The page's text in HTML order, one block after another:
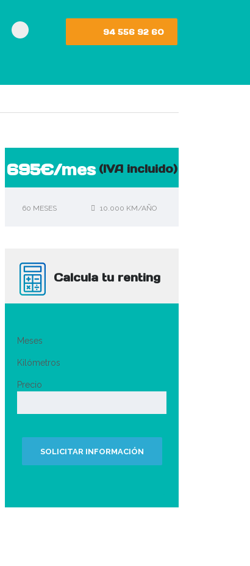
94 556 92 60
695€/mes(IVA incluido)
60 MESES 10.000 KM/AÑO
Calcula tu renting
Meses
Kilómetros
Precio
SOLICITAR INFORMACIÓN